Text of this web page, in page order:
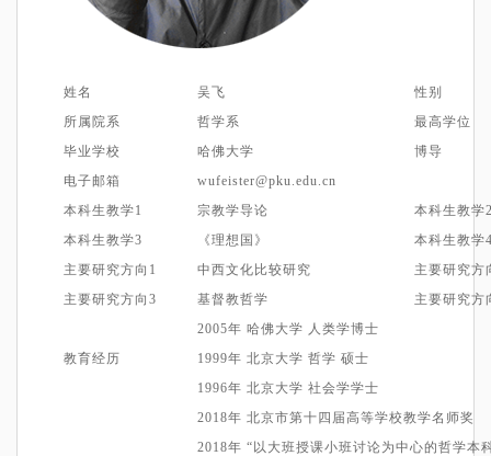
姓名 吴飞
性别
所属院系
哲学系
最高学位
毕业学校
哈佛大学
博导
电子邮箱
wufeister@pku.edu.cn
本科生教学1
宗教学导论 本科生教学
本科生教学3 《理想国》 本科生教学
主要研究方向 1 中西文化比较研究 主要研究方
主要研究方向3
基督教哲学 主要研究方
教育经历
2005年 哈佛大学 人类学博士
1999年 北京大学 哲学 硕士
1996年 北京大学 社会学学士
2018年 北京市第十四届高等学校教学名师奖
2018年 “以大班授课小班讨论为中心的哲学本